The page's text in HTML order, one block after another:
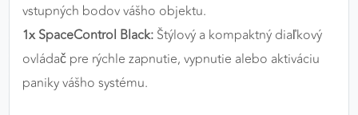
vstupných bodov vášho objektu.
1x SpaceControl Black: Štýlový a kompaktný diaľkový
ovládač pre rýchle zapnutie, vypnutie alebo aktiváciu
paniky vášho systému.